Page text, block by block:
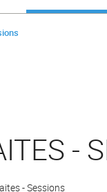
-
- Sessions